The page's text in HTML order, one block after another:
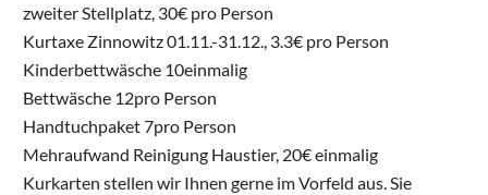
zweiter Stellplatz, 30€ pro Person
Kurtaxe Zinnowitz 01.11.-31.12., 3.3€ pro Person
Kinderbettwäsche 10einmalig
Bettwäsche 12pro Person
Handtuchpaket 7pro Person
Mehraufwand Reinigung Haustier, 20€ einmalig
Kurkarten stellen wir Ihnen gerne im Vorfeld aus. Sie